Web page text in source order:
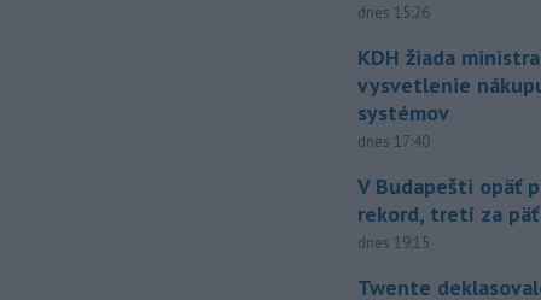
dnes 15:26
KDH žiada
vysvetlenie
systémov
dnes 17:40
V Budapešti opäť
rekord, tretí za
dnes 19:15
Twente